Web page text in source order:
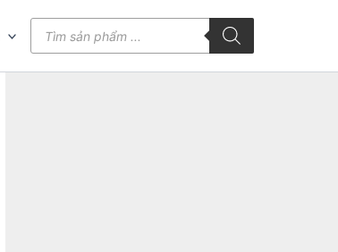
kiếm